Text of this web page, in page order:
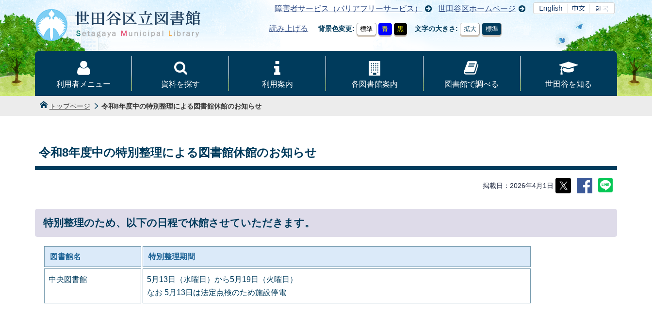
本文へ
障害者サービス（バリアフリーサービス） 世田谷区ホームページ
読み上げる 背景色変更 標準 青 黒 文字の大きさ 拡大 標準
利用者メニュー 資料を探す 利用案内 各図書館案内 図書館で調べる 世田谷を知る
トップページ 令和8年度中の特別整理による図書館休館のお知らせ
令和8年度中の特別整理による図書館休館のお知らせ
掲載日 2026年4月1日
特別整理のため、以下の日程で休館させていただきます。
図書館名 特別整理期間
中央図書館
5月13日（水曜日）から5月19日（火曜日）
なお 5月13日は法定点検のため施設停電